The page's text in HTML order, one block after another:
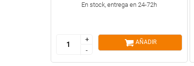
En stock, entrega en 24-72h
+
-
+
-
AÑADIR